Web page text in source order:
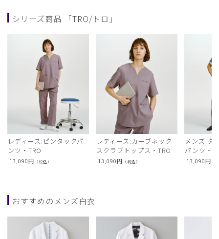
シリーズ商品 「TRO/トロ」
レディース:ピンタックパ
ンツ・TRO
13,090円 （税込）
レディース:カーブネック
スクラブトップス・TRO
13,090円 （税込）
メンズ:タ
パンツ・
13,090円
おすすめのメンズ白衣